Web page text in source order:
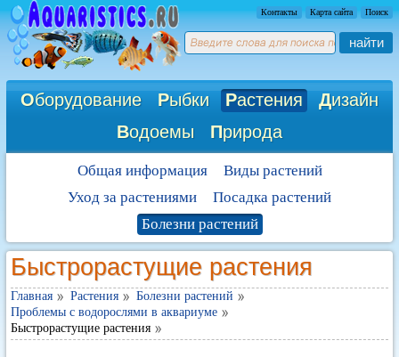
Контакты Карта сайта Поиск
найти
Оборудование Рыбки Растения Дизайн
Водоемы Природа
Общая информация
Виды растений
Уход за растениями
Посадка растений
Болезни растений
Быстрорастущие растения
Главная Растения
Болезни растений
Проблемы с водорослями в аквариуме
Быстрорастущие растения